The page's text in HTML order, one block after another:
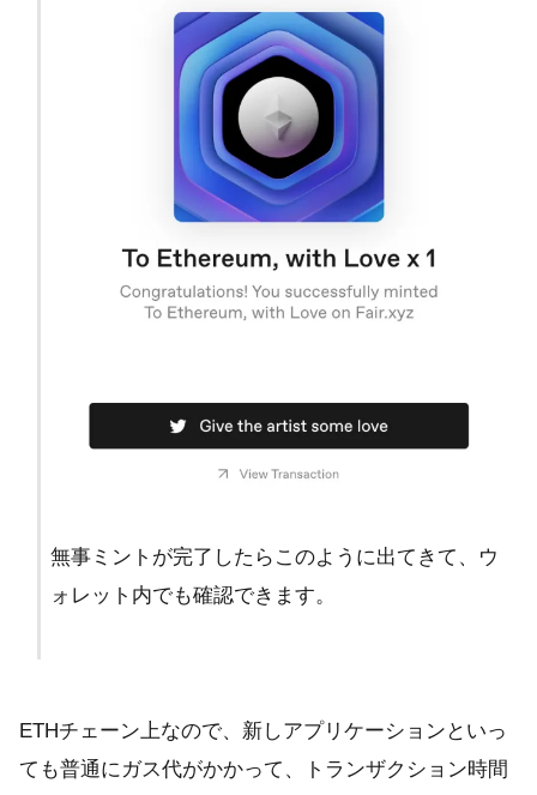
無事ミントが完了したらこのように出てきて、ウ
ォレット内でも確認できます。
ETHチェーン上なので、新しアプリケーションといっ
ても普通にガス代がかかって、トランザクション時間